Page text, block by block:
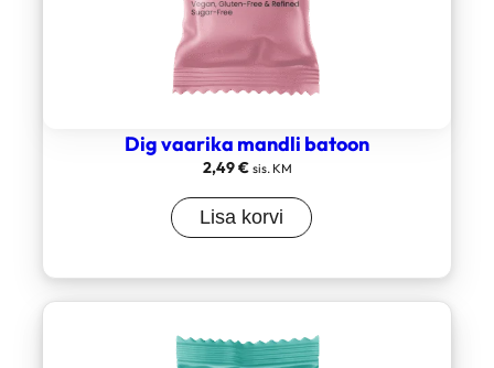
Dig vaarika mandli batoon
2,49€ sis. KM
Lisa korvi